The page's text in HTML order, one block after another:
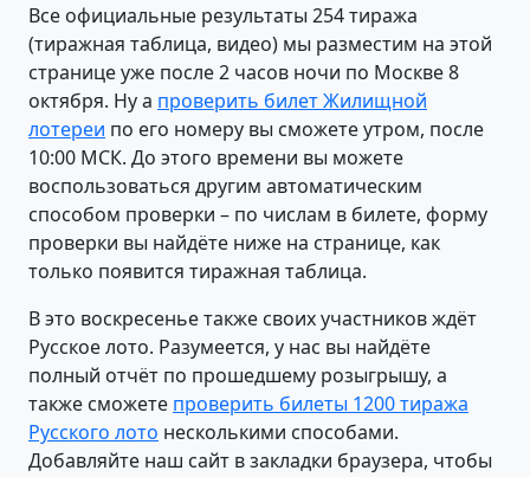
Все официальные результаты 254 тиража
(тиражная таблица, видео) мы разместим на этой
странице уже после 2 часов ночи по Москве 8
октября. Ну а проверить билет Жилищной
лотереи по его номеру вы сможете утром, после
10:00 МСК. До этого времени вы можете
воспользоваться другим автоматическим
способом проверки – по числам в билете, форму
проверки вы найдёте ниже на странице, как
только появится тиражная таблица.
В это воскресенье также своих участников ждёт
Русское лото. Разумеется, у нас вы найдёте
полный отчёт по прошедшему розыгрышу, а
также сможете проверить билеты 1200 тиража
Русского лото несколькими способами.
Добавляйте наш сайт в закладки браузера, чтобы